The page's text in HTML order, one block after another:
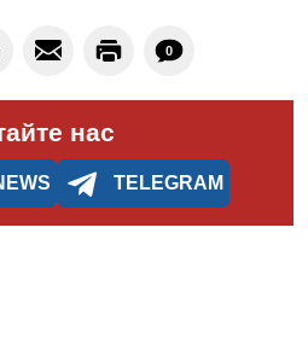
0
нас
TELEGRAM